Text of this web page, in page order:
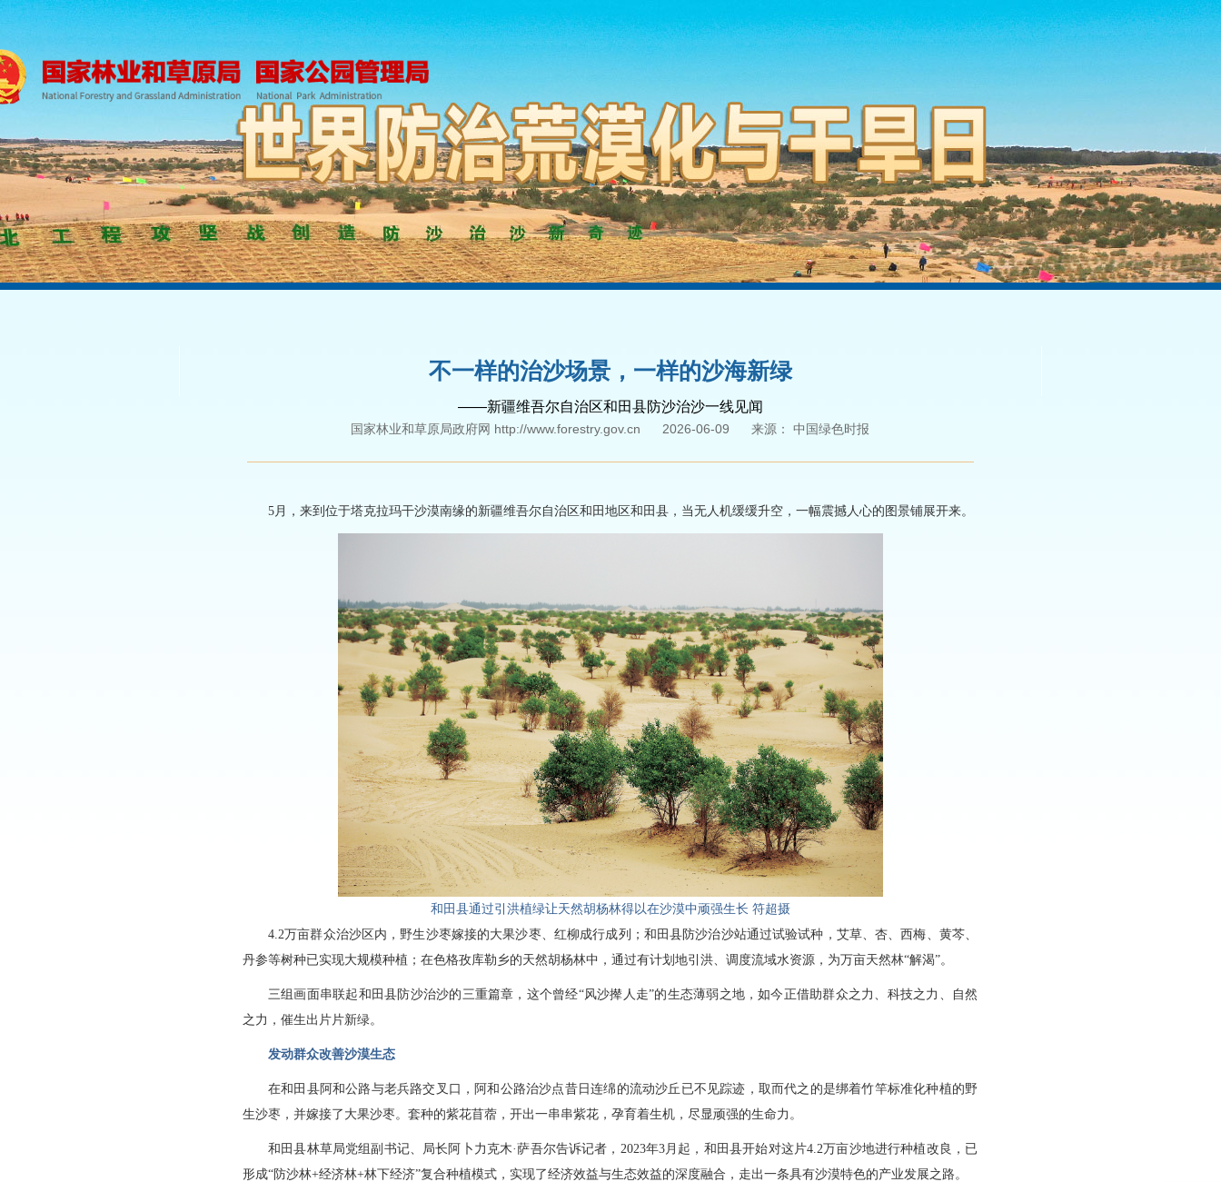
不一样的治沙场景，一样的沙海新绿
——新疆维吾尔自治区和田县防沙治沙一线见闻
国家林业和草原局政府网 http://www.forestry.gov.cn 2026-06-09 来源： 中国绿色时报
5月，来到位于塔克拉玛干沙漠南缘的新疆维吾尔自治区和田地区和田县，当无人机缓缓升空，一幅震撼人心的图景铺展开来。
和田县通过引洪植绿让天然胡杨林得以在沙漠中顽强生长 符超摄
4.2万亩群众治沙区内，野生沙枣嫁接的大果沙枣、红柳成行成列；和田县防沙治沙站通过试验试种，艾草、杏、西梅、黄芩、
丹参等树种已实现大规模种植；在色格孜库勒乡的天然胡杨林中，通过有计划地引洪、调度流域水资源，为万亩天然林“解渴”。
三组画面串联起和田县防沙治沙的三重篇章，这个曾经“风沙撵人走”的生态薄弱之地，如今正借助群众之力、科技之力、自然
之力，催生出片片新绿。
发动群众改善沙漠生态
在和田县阿和公路与老兵路交叉口，阿和公路治沙点昔日连绵的流动沙丘已不见踪迹，取而代之的是绑着竹竿标准化种植的野
生沙枣，并嫁接了大果沙枣。套种的紫花苜蓿，开出一串串紫花，孕育着生机，尽显顽强的生命力。
和田县林草局党组副书记、局长阿卜力克木·萨吾尔告诉记者，2023年3月起，和田县开始对这片4.2万亩沙地进行种植改良，已
形成“防沙林+经济林+林下经济”复合种植模式，实现了经济效益与生态效益的深度融合，走出一条具有沙漠特色的产业发展之路。